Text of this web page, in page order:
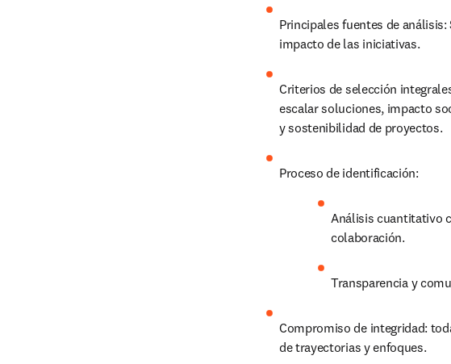
Principales fuentes de
impacto de las iniciativas.
Criterios de selección
escalar soluciones, impacto
y sostenibilidad de proyectos.
Proceso de identificación:
Análisis cuantitativo
colaboración.
Transparencia y
Compromiso de integridad:
de trayectorias y enfoques.